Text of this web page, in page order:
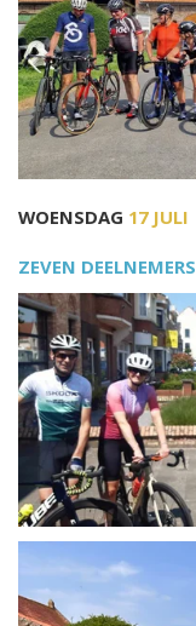
WOENSDAG 17 JULI
ZEVEN DEELNEMERS